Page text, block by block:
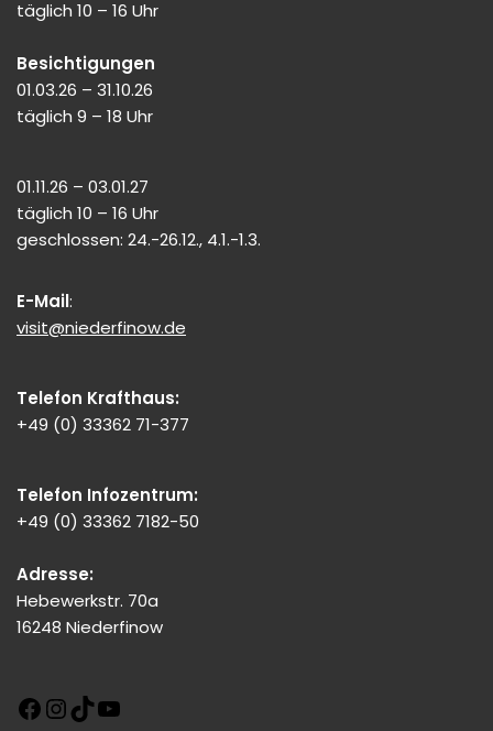
täglich 10 – 16 Uhr
Besichtigungen
01.03.26 – 31.10.26
täglich 9 – 18 Uhr
01.11.26 – 03.01.27
täglich 10 – 16 Uhr
geschlossen: 24.-26.12., 4.1.-1.3.
E-Mail:
visit@niederfinow.de
Telefon Krafthaus:
+49 (0) 33362 71-377
Telefon Infozentrum:
+49 (0) 33362 7182-50
Adresse:
Hebewerkstr. 70a
16248 Niederfinow